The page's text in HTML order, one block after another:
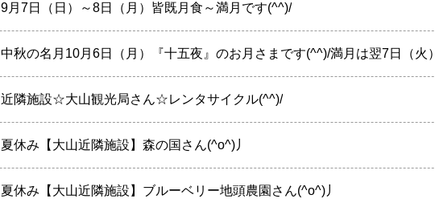
9月7日（日）～8日（月）皆既月食～満月です(^^)/
中秋の名月10月6日（月）『十五夜』のお月さまです(^^)/満月は翌7日（火）
近隣施設☆大山観光局さん☆レンタサイクル(^^)/
夏休み【大山近隣施設】森の国さん(^o^)丿
夏休み【大山近隣施設】ブルーベリー地頭農園さん(^o^)丿